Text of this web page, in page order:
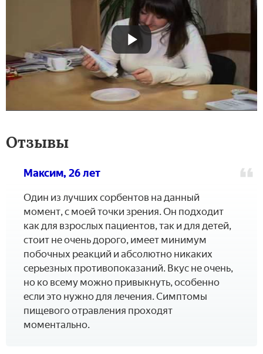
Отзывы
Максим, 26 лет
Один из лучших сорбентов на данный
момент, с моей точки зрения. Он подходит
как для взрослых пациентов, так и для детей,
стоит не очень дорого, имеет минимум
побочных реакций и абсолютно никаких
серьезных противопоказаний. Вкус не очень,
но ко всему можно привыкнуть, особенно
если это нужно для лечения. Симптомы
пищевого отравления проходят
моментально.